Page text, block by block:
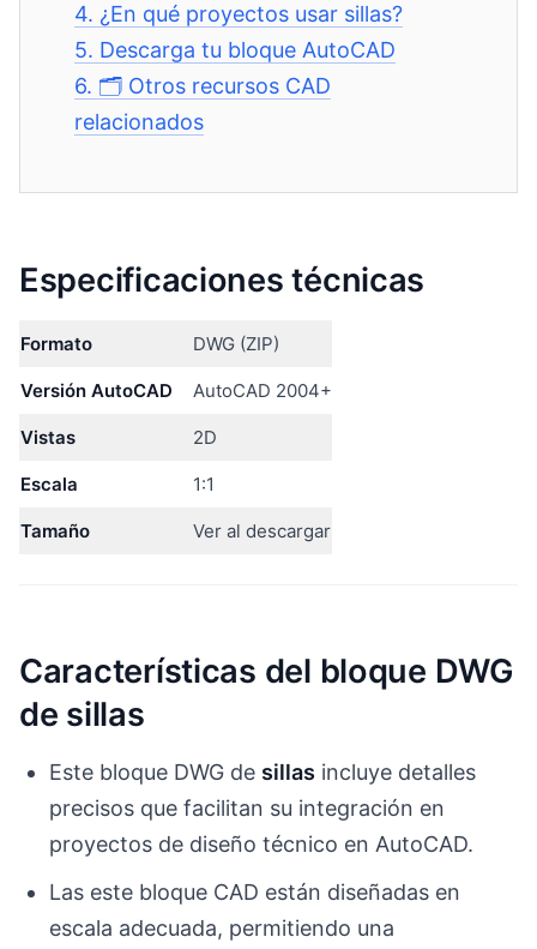
4. ¿En qué proyectos usar sillas?
5. Descarga tu bloque AutoCAD
6. 🗂️ Otros recursos CAD
relacionados
Especificaciones técnicas
Formato DWG (ZIP)
Versión AutoCAD AutoCAD 2004+
Vistas 2D
Escala 1:1
Tamaño Ver al descargar
Características del bloque DWG
de sillas
Este bloque DWG de sillas incluye detalles
precisos que facilitan su integración en
proyectos de diseño técnico en AutoCAD.
Las este bloque CAD están diseñadas en
escala adecuada, permitiendo una